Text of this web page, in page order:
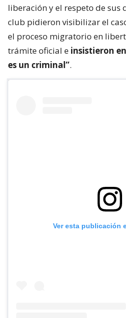
liberación y el respeto de sus
club pidieron visibilizar el
el proceso migratorio en
trámite oficial e insistieron
es un criminal”.
Ver esta publicación